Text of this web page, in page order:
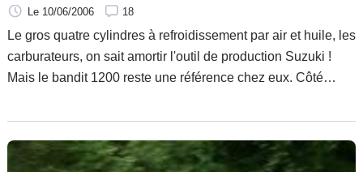
Le 10/06/2006 18
Le gros quatre cylindres à refroidissement par air et huile, les
carburateurs, on sait amortir l'outil de production Suzuki !
Mais le bandit 1200 reste une référence chez eux. Côté
réglable en hauteur et un réservoir raccourci.